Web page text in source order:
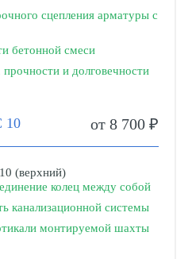
сцепления арматуры с
бетонной смеси
прочности и долговечности
10
от 8 700 ₽
колец между собой
канализационной системы
монтируемой шахты